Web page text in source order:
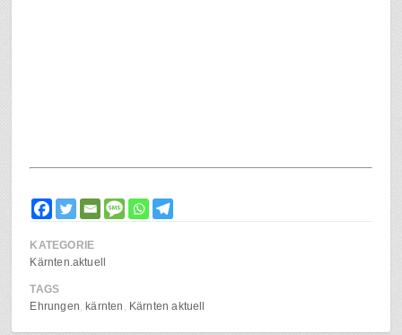
KATEGORIE
Kärnten.aktuell
TAGS
Ehrungen
kärnten Kärnten aktuell